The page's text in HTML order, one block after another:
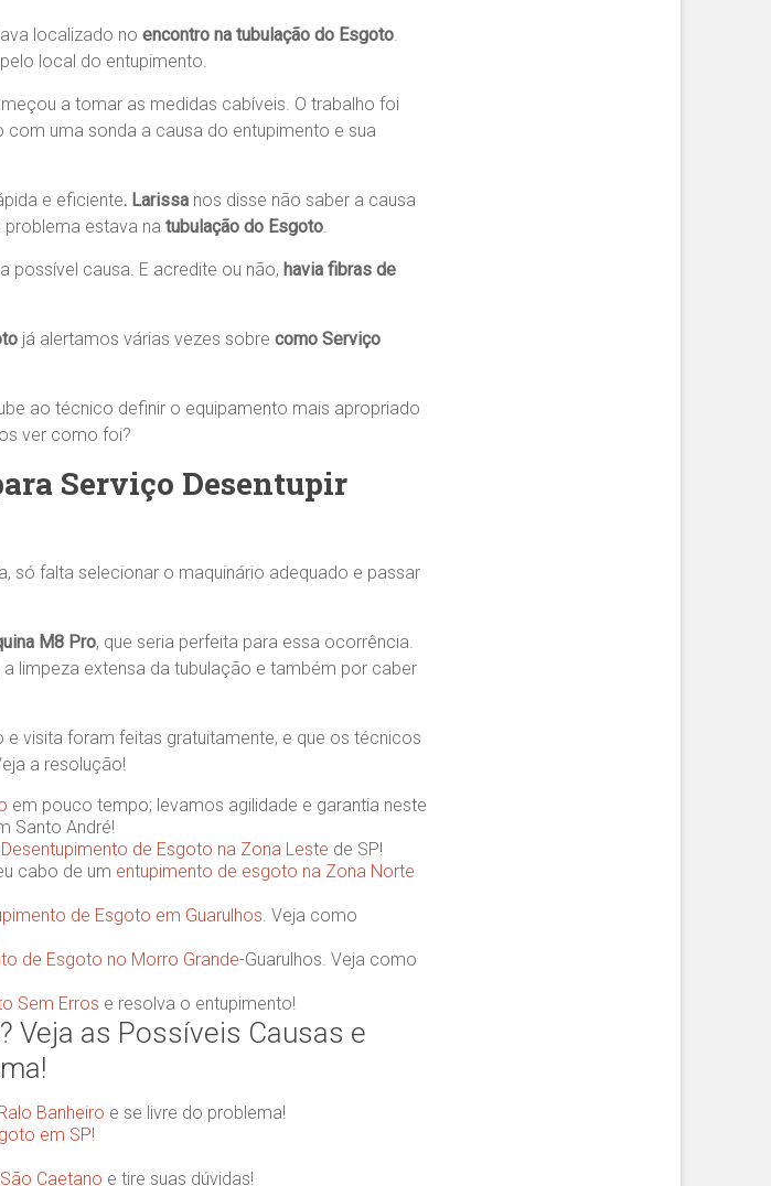
localizado no encontro na tubulação do Esgoto.
local do entupimento.
a tomar as medidas cabíveis. O trabalho foi
uma sonda a causa do entupimento e sua
e eficiente. Larissa nos disse não saber a causa
problema estava na tubulação do Esgoto.
a possível causa. E acredite ou não, havia fibras de
já alertamos várias vezes sobre como Serviço
ao técnico definir o equipamento mais apropriado
ver como foi?
Serviço Desentupir
só falta selecionar o maquinário adequado e passar
M8 Pro, que seria perfeita para essa ocorrência.
limpeza extensa da tubulação e também por caber
visita foram feitas gratuitamente, e que os técnicos
a resolução!
em pouco tempo; levamos agilidade e garantia neste
Santo André!
Desentupimento de Esgoto na Zona Leste de SP!
cabo de um entupimento de esgoto na Zona Norte
de Esgoto em Guarulhos. Veja como
de Esgoto no Morro Grande-Guarulhos. Veja como
Sem Erros e resolva o entupimento!
Veja as Possíveis Causas e
Banheiro e se livre do problema!
em SP!
Caetano e tire suas dúvidas!